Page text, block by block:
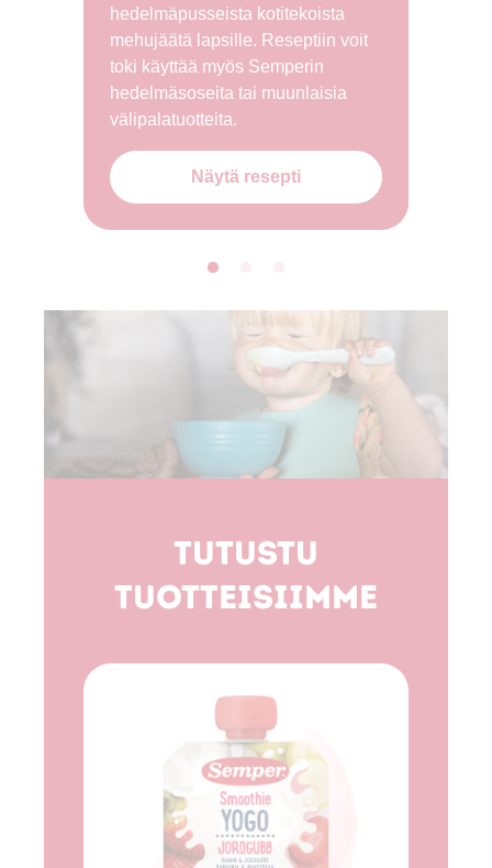
hedelmäpusseista kotitekoista
mehujäätä lapsille. Reseptiin voit
toki käyttää myös Semperin
hedelmäsoseita tai muunlaisia
välipalatuotteita.
Näytä resepti
Tutustu
tuotteisiimme